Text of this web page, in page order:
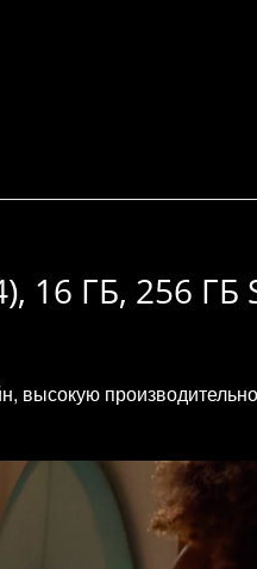
16 ГБ, 256 ГБ